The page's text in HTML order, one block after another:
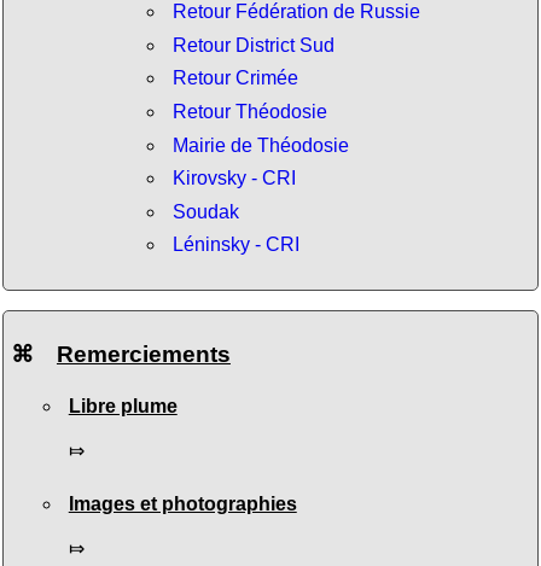
Retour Fédération de Russie
Retour District Sud
Retour Crimée
Retour Théodosie
Mairie de Théodosie
Kirovsky - CRI
Soudak
Léninsky - CRI
⌘ Remerciements
Libre plume
⤇
Images et photographies
⤇